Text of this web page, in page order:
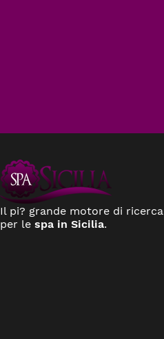
Il pi? grande motore di ricerca
per le spa in Sicilia.